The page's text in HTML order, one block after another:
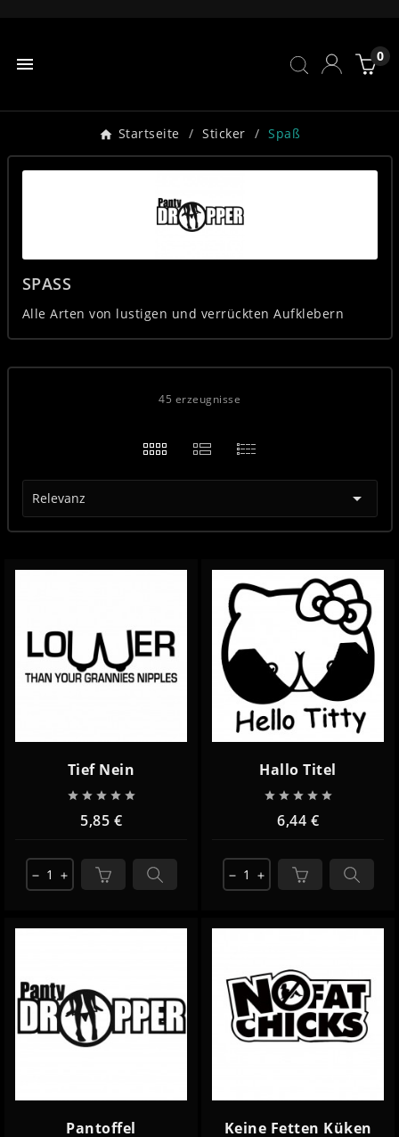
 0
Startseite Sticker Spaß
SPASS
Alle Arten von lustigen und verrückten Aufklebern
45 erzeugnisse
Relevanz 
Tief Nein
    
5,85 €
remove add
Hallo Titel
    
6,44 €
remove add
Pantoffel Keine Fetten Küken